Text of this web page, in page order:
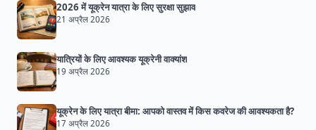
2026 में यूक्रेन यात्रा के लिए सुरक्षा सुझाव
21 अप्रैल 2026
यात्रियों के लिए आवश्यक यूक्रेनी वाक्यांश
19 अप्रैल 2026
यूक्रेन के लिए यात्रा बीमा: आपको वास्तव में किस कवरेज की आवश्यकता है?
17 अप्रैल 2026